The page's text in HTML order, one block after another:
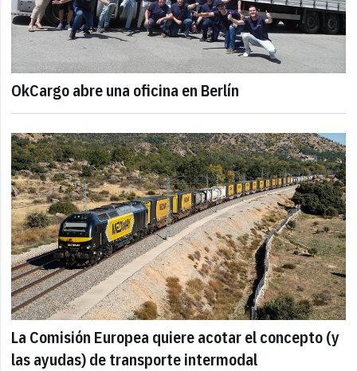
OkCargo abre una oficina en Berlín
La Comisión Europea quiere acotar el concepto (y
las ayudas) de transporte intermodal